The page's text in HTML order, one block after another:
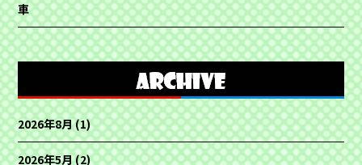
車
2026年8月(1)
2026年5月(2)